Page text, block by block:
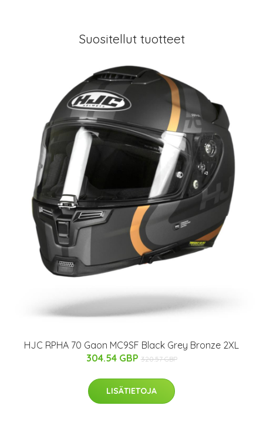
Suositellut tuotteet
HJC RPHA 70 Gaon MC9SF Black Grey Bronze 2XL
304.54 GBP 320.57 GBP
LISÄTIETOJA